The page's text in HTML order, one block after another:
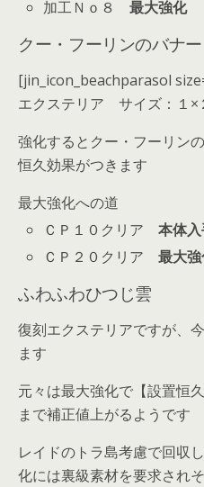
加工Ｎｏ８最大強化
クー・フーリンのバナー
[jin_icon_beachparasol
エクステリア サイズ：１×
強化するとクー・フーリン
恒久効果がつきます
最大強化への道
ＣＰ１０クリア本体
ＣＰ２０クリア最大
ふわふわひつじ雲
復刻エクステリアですが、
ます
元々は最大強化で【設置恒
まで補正値上がるようです
レイドのトラ島考慮で回収
化には裏級素材を要求され